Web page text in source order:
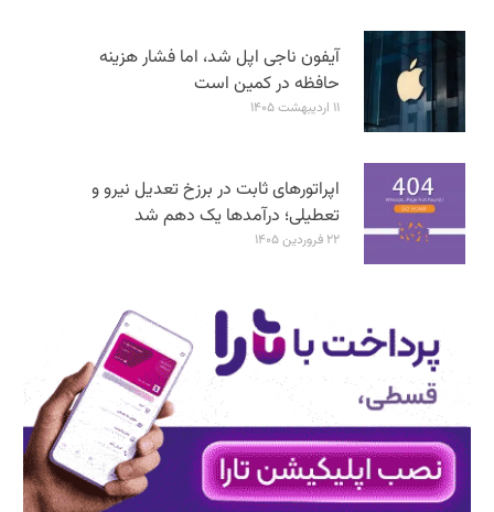
آیفون ناجی اپل شد، اما فشار هزینه
حافظه در کمین است
۱۱ اردیبهشت ۱۴۰۵
اپراتورهای ثابت در برزخ تعدیل نیرو و
تعطیلی؛ درآمدها یک دهم شد
۲۲ فروردین ۱۴۰۵